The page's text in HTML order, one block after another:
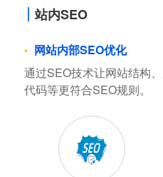
站内SEO
网站内部SEO优化
通过SEO技术让网站结构
代码等更符合SEO规则。